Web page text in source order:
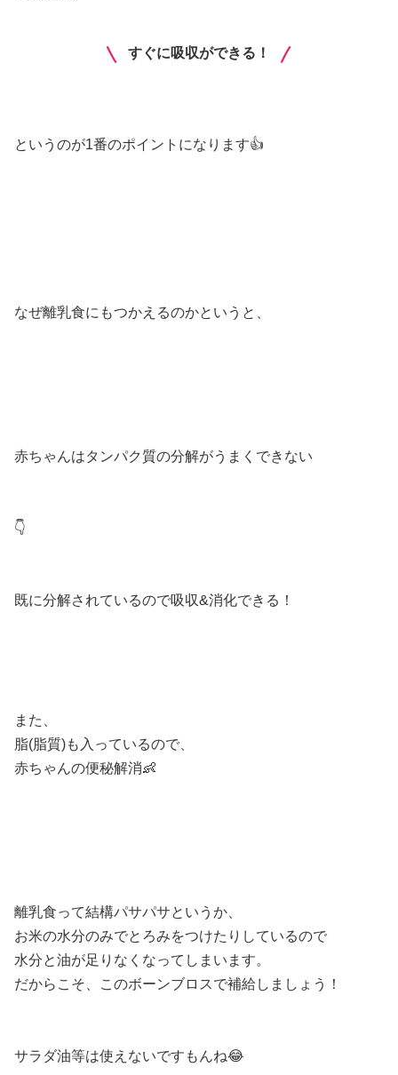
すぐに吸収ができる！
というのが1番のポイントになります👍
なぜ離乳食にもつかえるのかというと、
赤ちゃんはタンパク質の分解がうまくできない
👇
既に分解されているので吸収&消化できる！
また、
脂(脂質)も入っているので、
赤ちゃんの便秘解消👶
離乳食って結構パサパサというか、
お米の水分のみでとろみをつけたりしているので
水分と油が足りなくなってしまいます。
だからこそ、このボーンブロスで補給しましょう！
サラダ油等は使えないですもんね😂